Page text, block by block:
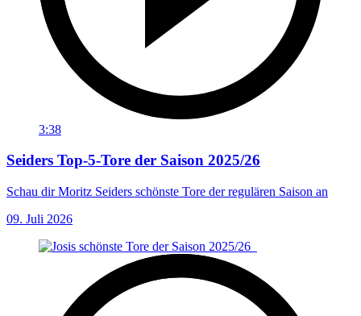
3:38
Seiders Top-5-Tore der Saison 2025/26
Schau dir Moritz Seiders schönste Tore der regulären Saison an
09. Juli 2026